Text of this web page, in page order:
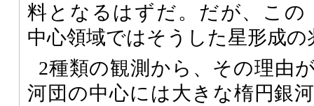
料となるはずだ。だが、この
中心領域ではそうした星形成
2種類の観測から、その理由
河団の中心には大きな楕円銀